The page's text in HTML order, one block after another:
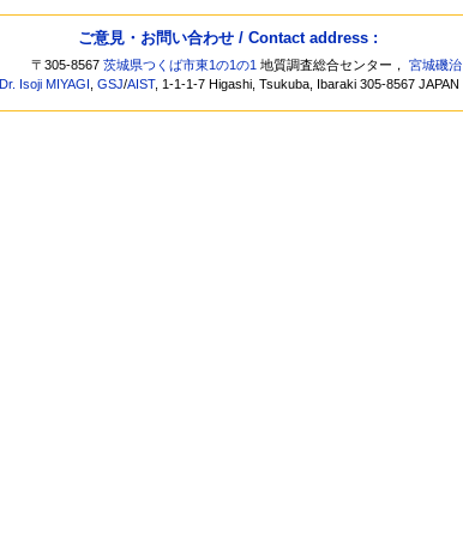
ご意見・お問い合わせ / Contact address :
〒305-8567茨城県つくば市東1の1の1 地質調査総合センター，宮城磯治
Dr. Isoji MIYAGI ,GSJ/AIST, 1-1-1-7 Higashi, Tsukuba, Ibaraki 305-8567 JAPAN